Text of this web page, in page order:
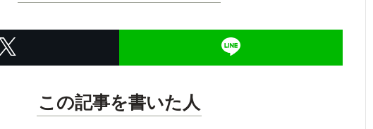
この記事を書いた人